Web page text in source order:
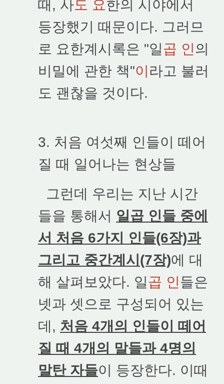
때, 사도 요한의 시야에서
등장했기 때문이다. 그러므
로 요한계시록은 "일곱 인의
비밀에 관한 책"이 라고 불러
도 괜찮을 것이다.
3. 처음 여섯째 인들이 떼어
질 때 일어나는 현상들
그런데 우리는 지난 시간
들을 통해서 일곱 인들 중에
서 처음 6가지 인들(6장)과
그리고 중간계시(7장)에 대
해 살펴보았다. 일곱 인들은
넷과 셋으로 구성되어 있는
데, 처음 4개의 인들이 떼어
질 때 4개의 말들과 4명의
말탄 자들이 등장한다. 이때